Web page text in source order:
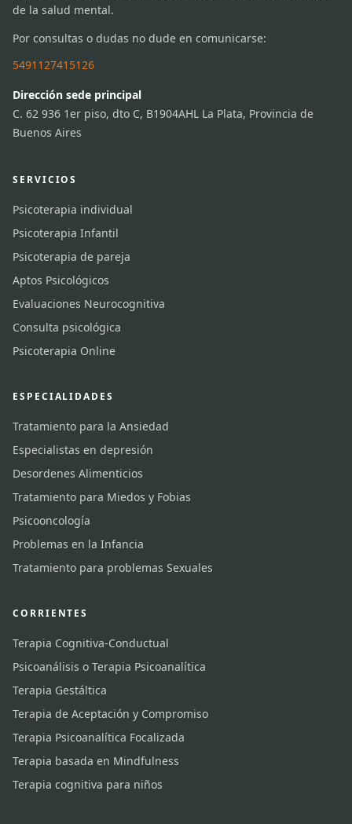
de la salud mental.
Por consultas o dudas no dude en comunicarse:
5491127415126
Dirección sede principal
C. 62 936 1er piso, dto C, B1904AHL La Plata, Provincia de
Buenos Aires
SERVICIOS
Psicoterapia individual
Psicoterapia Infantil
Psicoterapia de pareja
Aptos Psicológicos
Evaluaciones Neurocognitiva
Consulta psicológica
Psicoterapia Online
ESPECIALIDADES
Tratamiento para la Ansiedad
Especialistas en depresión
Desordenes Alimenticios
Tratamiento para Miedos y Fobias
Psicooncología
Problemas en la Infancia
Tratamiento para problemas Sexuales
CORRIENTES
Terapia Cognitiva-Conductual
Psicoanálisis o Terapia Psicoanalítica
Terapia Gestáltica
Terapia de Aceptación y Compromiso
Terapia Psicoanalítica Focalizada
Terapia basada en Mindfulness
Terapia cognitiva para niños